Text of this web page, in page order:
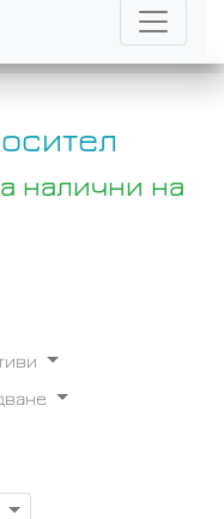
налични на